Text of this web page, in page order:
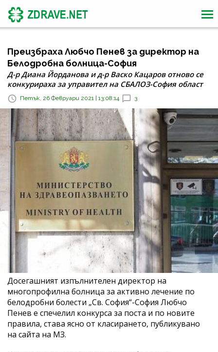
Преизбраха Любчо Пенев за директор на
Белодробна болница-София
Д-р Диана Йорданова и д-р Васко Кацаров отново се
конкурираха за управител на СБАЛОЗ-София област
Петък, 26 Февруари 2021 | 13:08:14 3
Досегашният изпълнителен директор на
многопрофилна болница за активно лечение по
белодробни болести „Св. София“-София Любчо
Пенев е спечелил конкурса за поста и по новите
правила, става ясно от класирането, публикувано
на сайта на МЗ.